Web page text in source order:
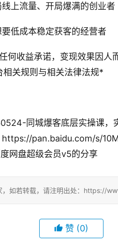
上流量、开局爆满的创业者
低成本稳定获客的经营者
何收益承诺，变现效果因人
关规则与相关法律法规*
同城爆客底层实操课，
pan.baidu.com/s/
网盘超级会员v5的分享
，如若转载，请注明出处：https://
赞 (0)